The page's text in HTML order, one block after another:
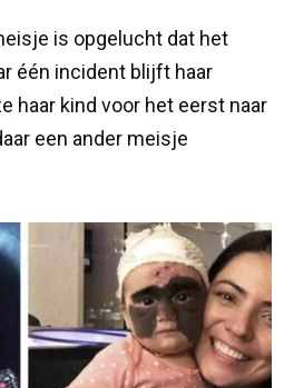
is opgelucht dat het
één incident blijft haar
haar kind voor het eerst naar
een ander meisje